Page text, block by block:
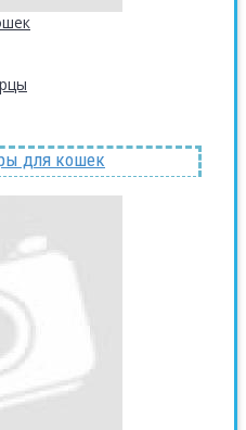
для кошек